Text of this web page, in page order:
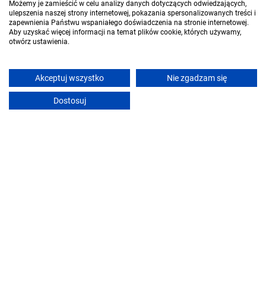
Możemy je zamieścić w celu analizy danych dotyczących odwiedzających,
ulepszenia naszej strony internetowej, pokazania spersonalizowanych treści i
zapewnienia Państwu wspaniałego doświadczenia na stronie internetowej.
Aby uzyskać więcej informacji na temat plików cookie, których używamy,
otwórz ustawienia.
Akceptuj wszystko Nie zgadzam się
Dostosuj